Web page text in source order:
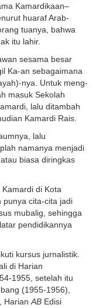
Kamardikaan–
huaraf Arab-
tuanya, bahwa
itu lahir.
sesama besar
Ka-an sebagaimana
nya. Untuk meng­
masuk Sekolah
lalu ditambah
Kamardi Rais.
lalu
namanya menjadi
biasa diringkas
di Kota
punya cita-cita jadi
mubalig, sehingga
pendi­dikannya
kursus jurnalistik.
di Harian
1955, setelah itu
(1955-1956),
HarianAB Edisi